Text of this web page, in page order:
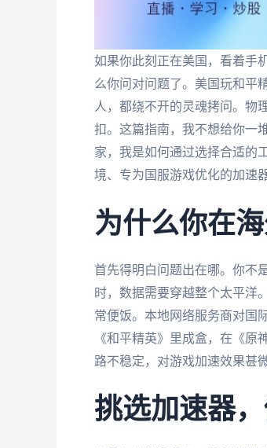
如果你此刻正在美国，看着手
么你问对问题了。美国玩和平
人，都绕不开的灵魂拷问。物
扣。这篇指南，我不想给你一
家，我是如何通过选择合适的
境、专为国服游戏优化的加速器
为什么你在
首先得明白问题出在哪。你不
时，数据需要穿越整个太平洋
常便饭。本地网络服务商对国
《和平精英》里成盒，在《
路不稳定，对游戏加速效果甚
挑选加速器